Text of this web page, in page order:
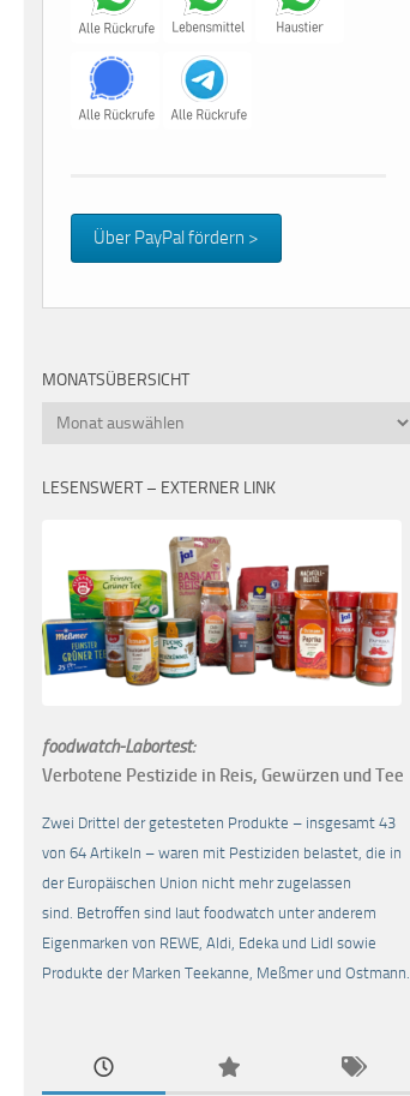
Über PayPal fördern >
MONATSÜBERSICHT
Monatsübersicht
LESENSWERT – EXTERNER LINK
foodwatch-Labortest:
Verbotene Pestizide in Reis, Gewürzen und Tee
Zwei Drittel der getesteten Produkte – insgesamt 43
von 64 Artikeln – waren mit Pestiziden belastet, die in
der Europäischen Union nicht mehr zugelassen
sind. Betroffen sind laut foodwatch unter anderem
Eigenmarken von REWE, Aldi, Edeka und Lidl sowie
Produkte der Marken Teekanne, Meßmer und Ostmann.